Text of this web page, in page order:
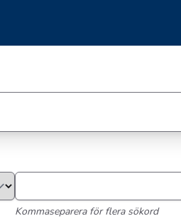
Kommaseparera för flera sökord